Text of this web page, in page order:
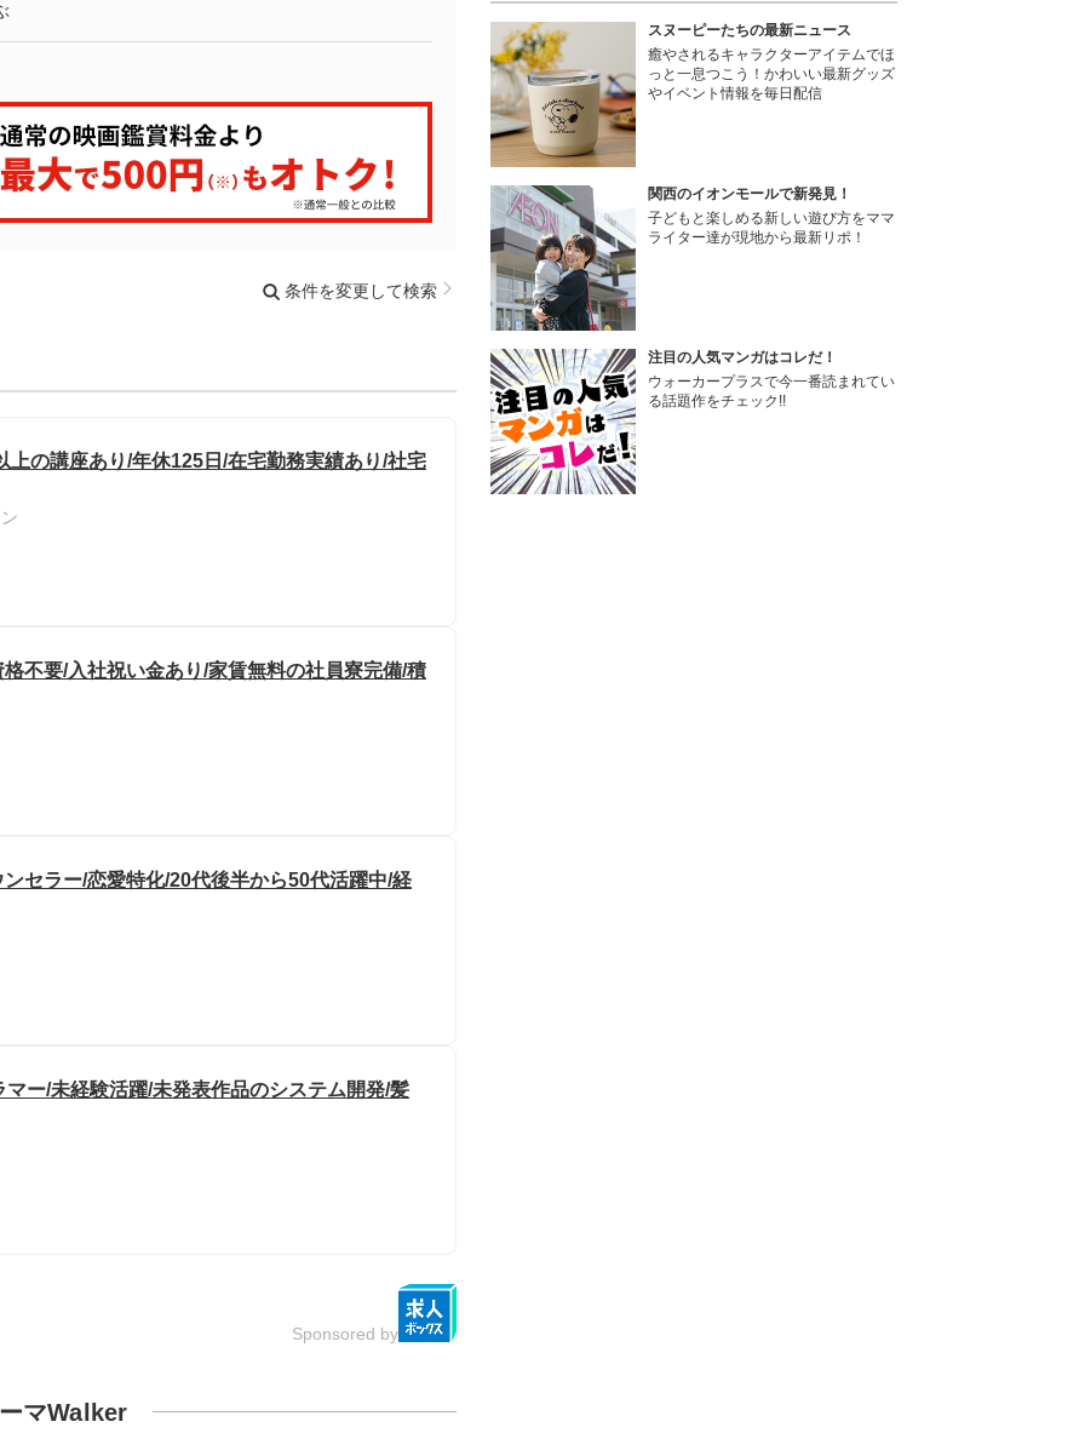
条件を変更して検索
の講座あり/年休125日/在宅勤務実績あり/社宅
不要/入社祝い金あり/家賃無料の社員寮完備/積
セラー/恋愛特化/20代後半から50代活躍中/経
ー/未経験活躍/未発表作品のシステム開発/髪
Sponsored by
マWalker
スヌーピーたちの最新ニュース
癒やされるキャラクターアイテムでほ
っと一息つこう！かわいい最新グッズ
やイベント情報を毎日配信
関西のイオンモールで新発見！
子どもと楽しめる新しい遊び方をママ
ライター達が現地から最新リポ！
注目の人気マンガはコレだ！
ウォーカープラスで今一番読まれてい
る話題作をチェック!!